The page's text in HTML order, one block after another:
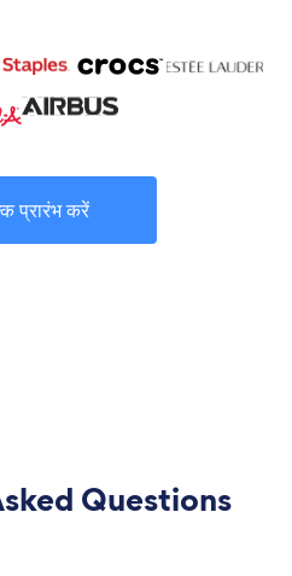
प्रारंभ करें
Questions